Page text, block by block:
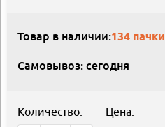
Товар в наличии:134 пачки
Самовывоз: сегодня
Количество: Цена: